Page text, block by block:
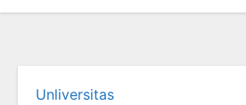
Unliversitas